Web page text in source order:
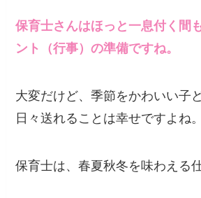
保育士さんはほっと一息付く間
ント（行事）の準備ですね。
大変だけど、季節をかわいい子
日々送れることは幸せですよね。
保育士は、春夏秋冬を味わえる